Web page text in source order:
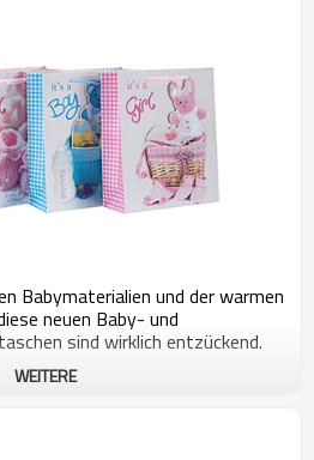
Babymaterialien und der warmen
neuen Baby- und
sind wirklich entzückend.
WEITERE